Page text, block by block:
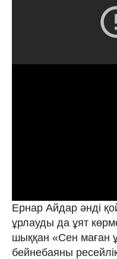
Ернар Айдар әнді
ұрлауды да ұят
шыққан «Сен маған
бейнебаяны